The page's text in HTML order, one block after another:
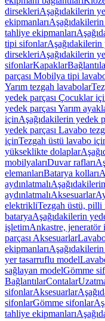
dirsekleriAşağıdakilerin
ekipmanları
tahliye ekipmanları
tipi sifonlarAşağıdakilerin
dirsekleriAşağıdakilerin
sifonlarKapaklar
parçası Mobilya tipi
Yarım tezgah lavabolar
yedek parçası Çocuklar
yedek parçası Yarım
içinAşağıdakilerin yedek
yedek parçası Lavabo
içinTezgah üstü lavabo
yükseklikte dolaplar
mobilyalarıDuvar rafları
elemanlarıBatarya kolları
aydınlatmalı
aydınlatmalıAksesuarlar
elektrikliTezgah üstü, pilli
bataryaAşağıdakilerin
işletimAnkastre, jeneratör
parçası Aksesuarlar
ekipmanları
yer tasarruflu model
sağlayan modelGömme
BağlantılarContalar
sifonlarAksesuarlar
sifonlarGömme sifonlar
tahliye ekipmanları